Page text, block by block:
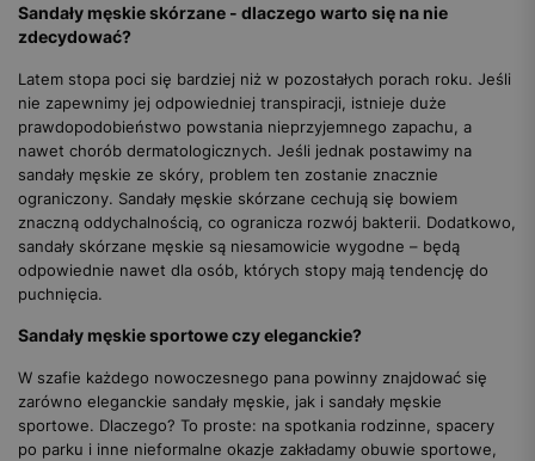
Sandały męskie skórzane - dlaczego warto się na nie
zdecydować?
Latem stopa poci się bardziej niż w pozostałych porach roku. Jeśli
nie zapewnimy jej odpowiedniej transpiracji, istnieje duże
prawdopodobieństwo powstania nieprzyjemnego zapachu, a
nawet chorób dermatologicznych. Jeśli jednak postawimy na
sandały męskie ze skóry, problem ten zostanie znacznie
ograniczony. Sandały męskie skórzane cechują się bowiem
znaczną oddychalnością, co ogranicza rozwój bakterii. Dodatkowo,
sandały skórzane męskie są niesamowicie wygodne – będą
odpowiednie nawet dla osób, których stopy mają tendencję do
puchnięcia.
Sandały męskie sportowe czy eleganckie?
W szafie każdego nowoczesnego pana powinny znajdować się
zarówno eleganckie sandały męskie, jak i sandały męskie
sportowe. Dlaczego? To proste: na spotkania rodzinne, spacery
po parku i inne nieformalne okazje zakładamy obuwie sportowe,